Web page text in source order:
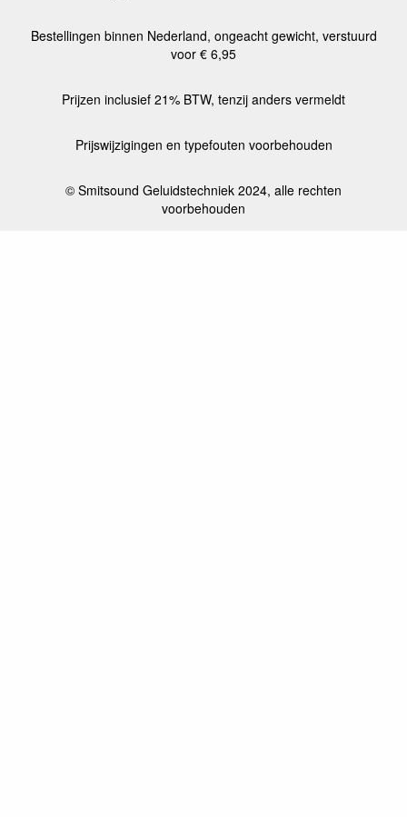
Bestellingen binnen Nederland, ongeacht gewicht, verstuurd
voor € 6,95
Prijzen inclusief 21% BTW, tenzij anders vermeldt
Prijswijzigingen en typefouten voorbehouden
© Smitsound Geluidstechniek 2024, alle rechten
voorbehouden